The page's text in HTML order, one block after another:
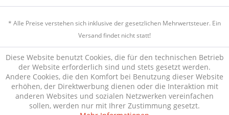
* Alle Preise verstehen sich inklusive der gesetzlichen Mehrwertsteuer. Ein
Versand findet nicht statt!
Diese Website benutzt Cookies, die für den technischen Betrieb
der Website erforderlich sind und stets gesetzt werden.
Andere Cookies, die den Komfort bei Benutzung dieser Website
erhöhen, der Direktwerbung dienen oder die Interaktion mit
anderen Websites und sozialen Netzwerken vereinfachen
sollen, werden nur mit Ihrer Zustimmung gesetzt.